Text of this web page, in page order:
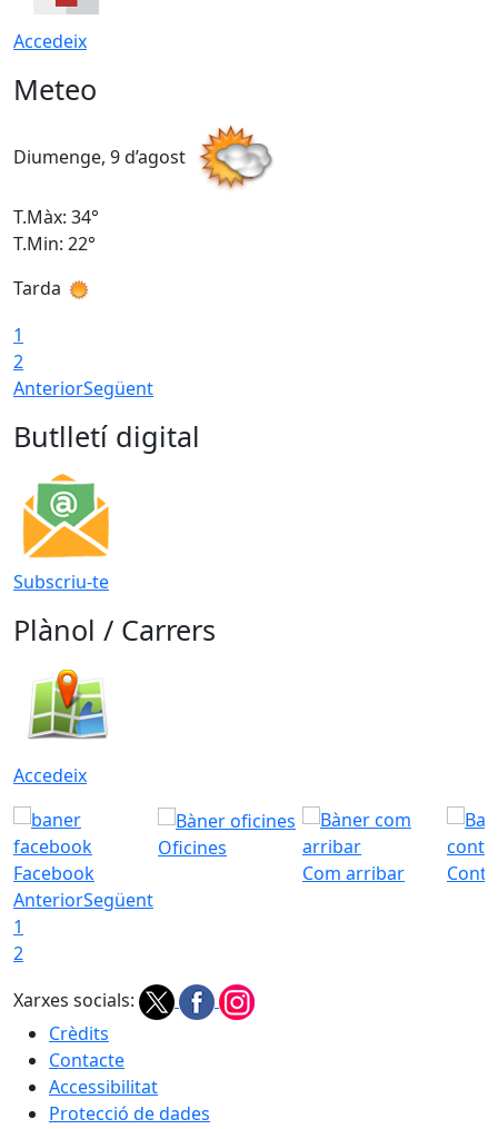
Accedeix
Meteo
Diumenge, 9 d’agost
T.Màx: 34°
T.Min: 22°
Tarda
1
2
AnteriorSegüent
Butlletí digital
Subscriu-te
Plànol / Carrers
Accedeix
Facebook
Oficines
Com arribar
AnteriorSegüent
1
2
Xarxes socials:
Crèdits
Contacte
Accessibilitat
Protecció de dades